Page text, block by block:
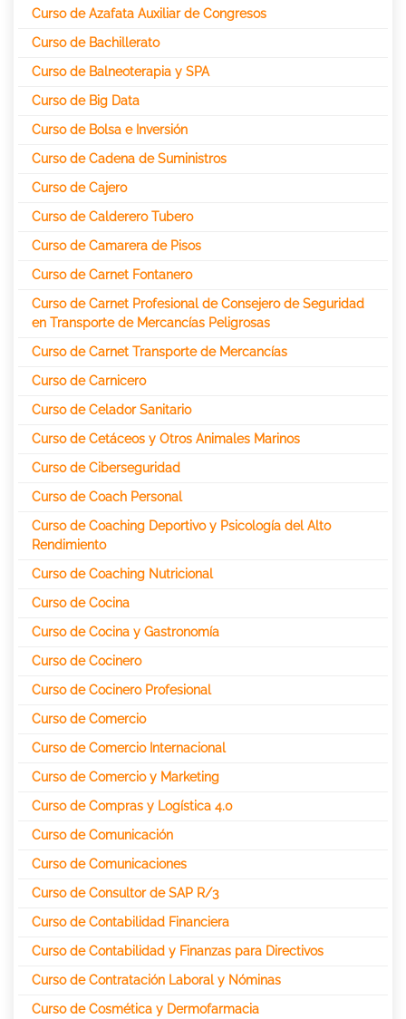
Curso de Azafata Auxiliar de Congresos
Curso de Bachillerato
Curso de Balneoterapia y SPA
Curso de Big Data
Curso de Bolsa e Inversión
Curso de Cadena de Suministros
Curso de Cajero
Curso de Calderero Tubero
Curso de Camarera de Pisos
Curso de Carnet Fontanero
Curso de Carnet Profesional de Consejero de Seguridad
en Transporte de Mercancías Peligrosas
Curso de Carnet Transporte de Mercancías
Curso de Carnicero
Curso de Celador Sanitario
Curso de Cetáceos y Otros Animales Marinos
Curso de Ciberseguridad
Curso de Coach Personal
Curso de Coaching Deportivo y Psicología del Alto
Rendimiento
Curso de Coaching Nutricional
Curso de Cocina
Curso de Cocina y Gastronomía
Curso de Cocinero
Curso de Cocinero Profesional
Curso de Comercio
Curso de Comercio Internacional
Curso de Comercio y Marketing
Curso de Compras y Logística 4.0
Curso de Comunicación
Curso de Comunicaciones
Curso de Consultor de SAP R/3
Curso de Contabilidad Financiera
Curso de Contabilidad y Finanzas para Directivos
Curso de Contratación Laboral y Nóminas
Curso de Cosmética y Dermofarmacia